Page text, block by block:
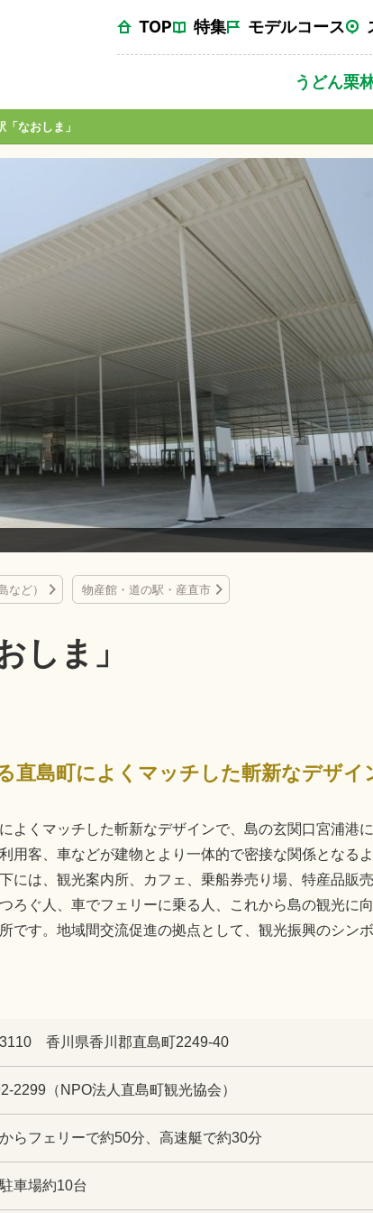
TOP 特集 モデルコース
うどん栗
「なおしま」
など） 物産館・道の駅・産直市
しま」
よくマッチした斬新なデザインで、島の玄関口宮浦港
用客、車などが建物とより一体的で密接な関係となる
には、観光案内所、カフェ、乗船券売り場、特産品販
ろぐ人、車でフェリーに乗る人、これから島の観光に
です。地域間交流促進の拠点として、観光振興のシン
香川県香川郡直島町2249-40
2299（NPO法人直島町観光協会）
らフェリーで約50分、高速艇で約30分
車場約10台